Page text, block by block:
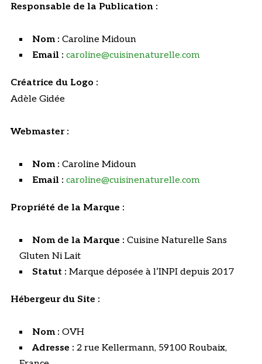
Responsable de la Publication :
Nom : Caroline Midoun
Email : caroline@cuisinenaturelle.com
Créatrice du Logo :
Adèle Gidée
Webmaster :
Nom : Caroline Midoun
Email : caroline@cuisinenaturelle.com
Propriété de la Marque :
Nom de la Marque : Cuisine Naturelle Sans
Gluten Ni Lait
Statut : Marque déposée à l’INPI depuis 2017
Hébergeur du Site :
Nom : OVH
Adresse : 2 rue Kellermann, 59100 Roubaix,